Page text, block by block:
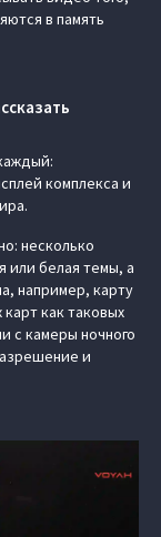
в память
комплекса и
несколько
или белая темы, а
например, карту
как таковых
с камеры ночного
и